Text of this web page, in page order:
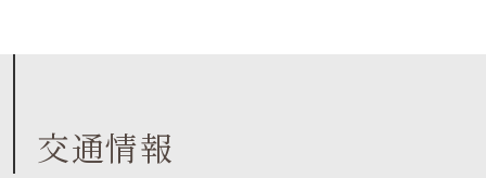
交通情報